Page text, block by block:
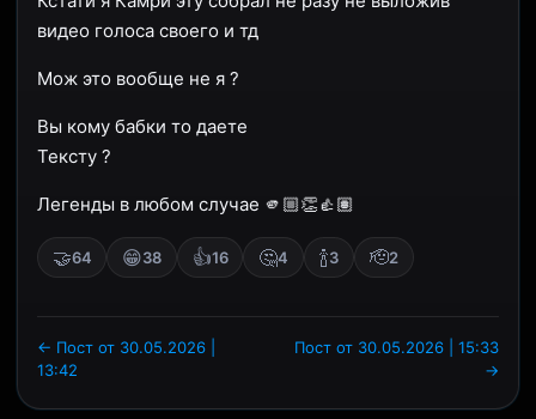
видео голоса своего и тд
Мож это вообще не я ?
Вы кому бабки то даете
Тексту ?
Легенды в любом случае 🫵🏼👏👍🏽
🤝64 😁38 👍16 🤔4 🍾3 🫡2
← Пост от 30.05.2026 |
13:42
Пост от 30.05.2026 | 15:33
→